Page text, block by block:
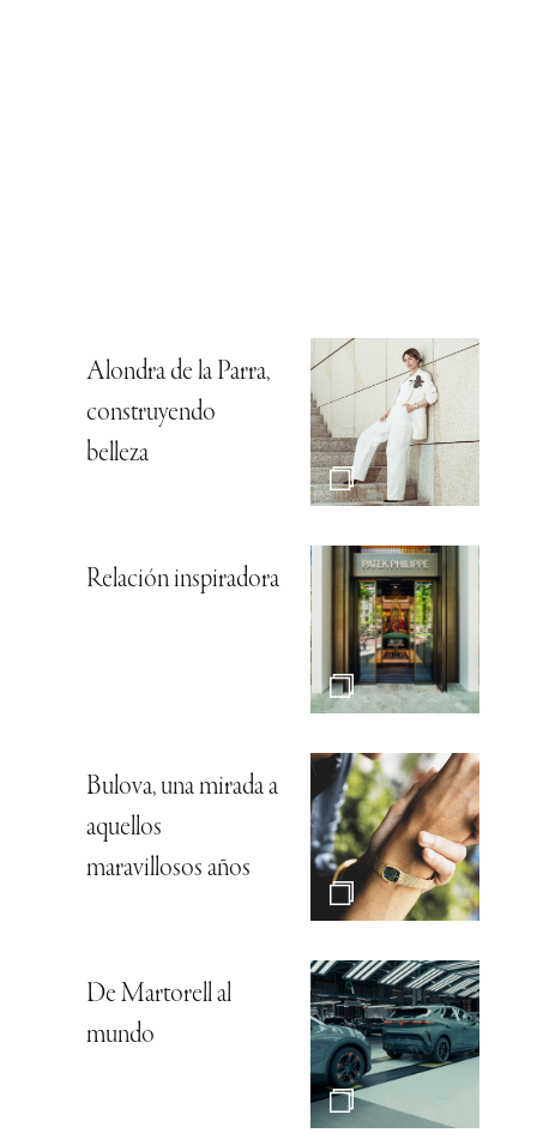
Alondra de la Parra,
construyendo
belleza
Relación inspiradora
Bulova, una mirada a
aquellos
maravillosos años
De Martorell al
mundo